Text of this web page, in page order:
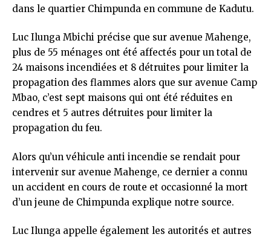
dans le quartier Chimpunda en commune de Kadutu.
Luc Ilunga Mbichi précise que sur avenue Mahenge,
plus de 55 ménages ont été affectés pour un total de
24 maisons incendiées et 8 détruites pour limiter la
propagation des flammes alors que sur avenue Camp
Mbao, c’est sept maisons qui ont été réduites en
cendres et 5 autres détruites pour limiter la
propagation du feu.
Alors qu’un véhicule anti incendie se rendait pour
intervenir sur avenue Mahenge, ce dernier a connu
un accident en cours de route et occasionné la mort
d’un jeune de Chimpunda explique notre source.
Luc Ilunga appelle également les autorités et autres